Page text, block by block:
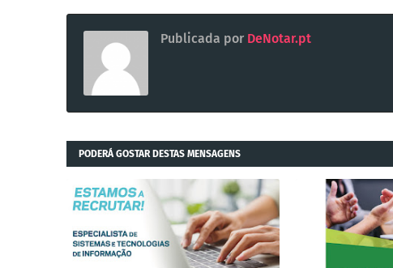
Publicada por DeNotar.pt
PODERÁ GOSTAR DESTAS MENSAGENS